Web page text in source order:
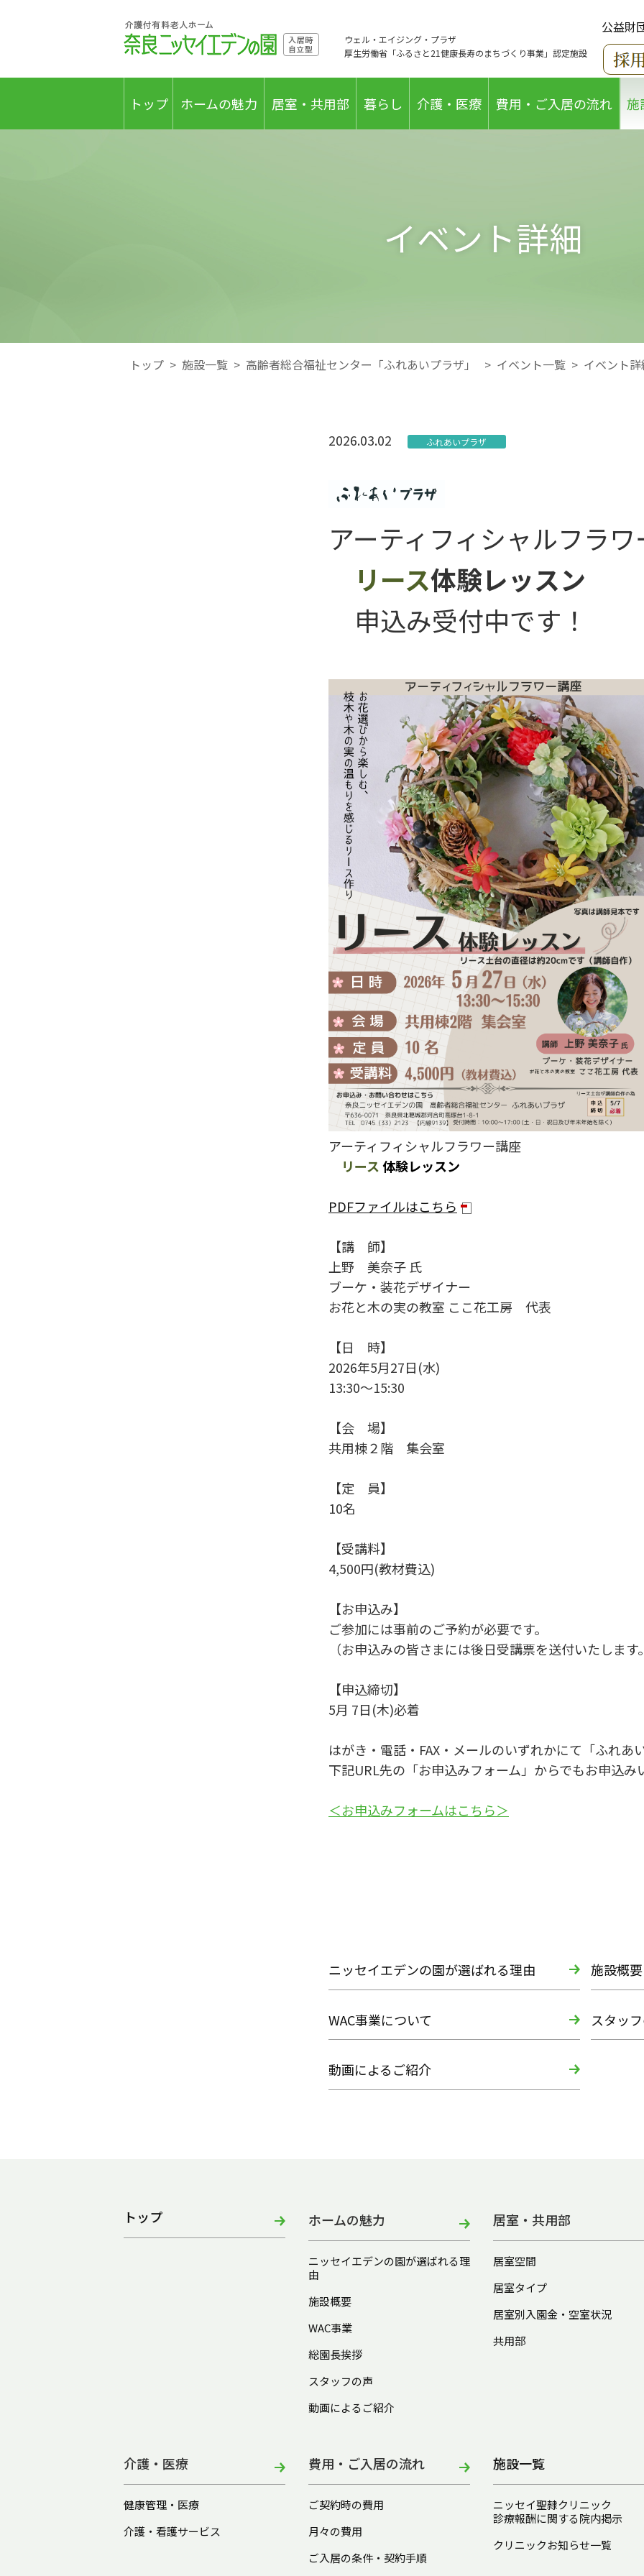
公益財
ウェル・エイジング・プラザ
厚生労働省「ふるさと21健康長寿のまちづくり事業」認定施設
トップ ホームの魅力 居室・共用部 暮らし 介護・医療 費用・ご入居の流れ 施
イベント詳細
トップ > 施設一覧 > 高齢者総合福祉センター「ふれあいプラザ」 > イベント一覧 > イベント
2026.03.02 ふれあいプラザ
アーティフィシャルフラ
リース体験レッスン
申込み受付中です！
アーティフィシャルフラワー講座
リース体験レッスン
PDFファイルはこちら
【講 師】
上野 美奈子 氏
ブーケ・装花デザイナー
お花と木の実の教室 ここ花工房 代表
【日 時】
2026年5月27日(水)
13:30～15:30
【会 場】
共用棟２階 集会室
【定 員】
10名
【受講料】
4,500円(教材費込)
【お申込み】
ご参加には事前のご予約が必要です。
（お申込みの皆さまには後日受講票を送付いたします
【申込締切】
5月 7日(木)必着
はがき・電話・FAX・メールのいずれかにて「ふれ
下記URL先の「お申込みフォーム」からでもお申込み
＜お申込みフォームはこちら＞
ニッセイエデンの園が選ばれる理由 施設概要
WAC事業について スタッ
動画によるご紹介
トップ ホームの魅力
ニッセイエデンの園が選ばれる理
由
施設概要
WAC事業
総園長挨拶
スタッフの声
動画によるご紹介
居室・共用部
居室空間
居室タイプ
居室別入園金・空室状況
共用部
介護・医療
健康管理・医療
介護・看護サービス
費用・ご入居の流れ
ご契約時の費用
月々の費用
ご入居の条件・契約手順
施設一覧
ニッセイ聖隷クリニック
診療報酬に関する院内掲示
クリニックお知らせ一覧